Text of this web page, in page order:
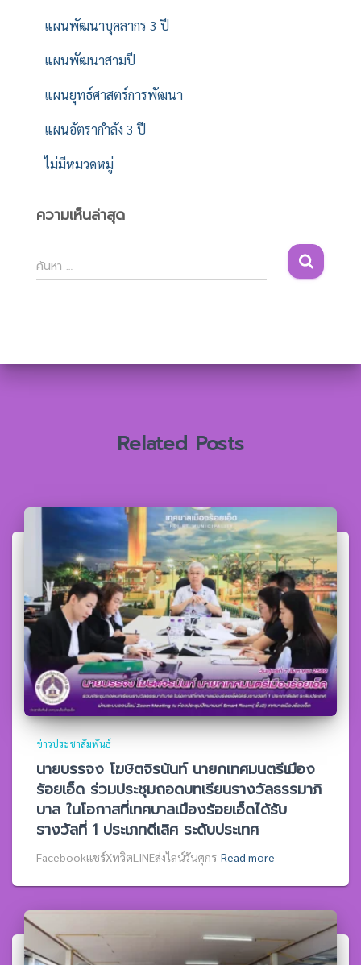
แผนพัฒนาบุคลากร 3 ปี
แผนพัฒนาสามปี
แผนยุทธ์ศาสตร์การพัฒนา
แผนอัตรากำลัง 3 ปี
ไม่มีหมวดหมู่
ความเห็นล่าสุด
ค้
น
ห
ค้นหา …
Related Posts
ข่าวประชาสัมพันธ์
นายบรรจง โฆษิตจิรนันท์ นายกเทศมนตรีเมือง
ร้อยเอ็ด ร่วมประชุมถอดบทเรียนรางวัลธรรมาภิ
บาล ในโอกาสที่เทศบาลเมืองร้อยเอ็ดได้รับ
รางวัลที่ 1 ประเภทดีเลิศ ระดับประเทศ
Facebookแชร์XทวิตLINEส่งไลน์วันศุกร Read more